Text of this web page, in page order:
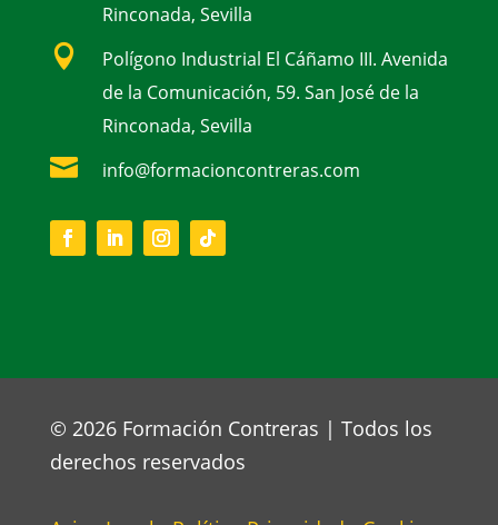
Rinconada, Sevilla

Polígono Industrial El Cáñamo III. Avenida
de la Comunicación, 59. San José de la
Rinconada, Sevilla
 info@formacioncontreras.com
© 2026 Formación Contreras | Todos los
derechos reservados